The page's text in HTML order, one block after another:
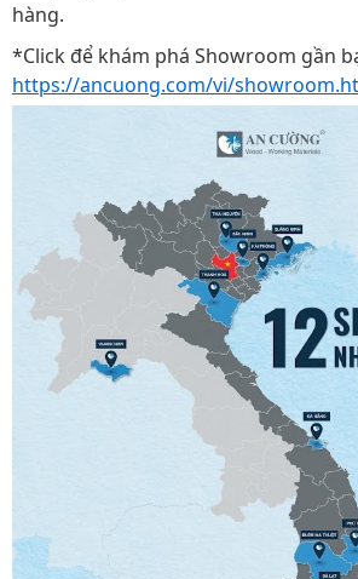
hàng.
*Click để khám phá Showroom gần
https://ancuong.com/vi/